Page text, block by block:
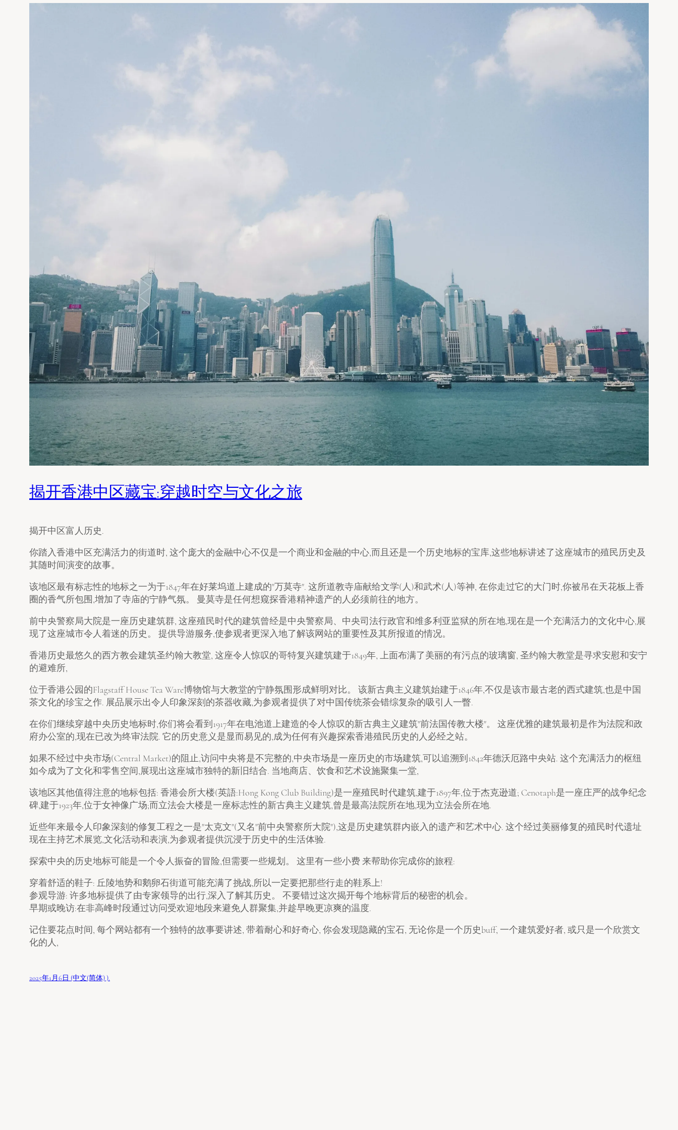
揭开香港中区藏宝:穿越时空与文化之旅
揭开中区富人历史.
你踏入香港中区充满活力的街道时, 这个庞大的金融中心不仅是一个商业和金融的中心,而且还是一个历史地标的宝库,这些地标讲述了这座城市的殖民历史及
其随时间演变的故事。
该地区最有标志性的地标之一为于1847年在好莱坞道上建成的"万莫寺". 这所道教寺庙献给文学(人)和武术(人)等神, 在你走过它的大门时,你被吊在天花板上香
圈的香气所包围,增加了寺庙的宁静气氛。 曼莫寺是任何想窥探香港精神遗产的人必须前往的地方。
前中央警察局大院是一座历史建筑群, 这座殖民时代的建筑曾经是中央警察局、中央司法行政官和维多利亚监狱的所在地,现在是一个充满活力的文化中心,展
现了这座城市令人着迷的历史。 提供导游服务,使参观者更深入地了解该网站的重要性及其所报道的情况。
香港历史最悠久的西方教会建筑圣约翰大教堂, 这座令人惊叹的哥特复兴建筑建于1849年, 上面布满了美丽的有污点的玻璃窗, 圣约翰大教堂是寻求安慰和安宁
的避难所,
位于香港公园的Flagstaff House Tea Ware博物馆与大教堂的宁静氛围形成鲜明对比。 该新古典主义建筑始建于1846年,不仅是该市最古老的西式建筑,也是中国
茶文化的珍宝之作. 展品展示出令人印象深刻的茶器收藏,为参观者提供了对中国传统茶会错综复杂的吸引人一瞥.
在你们继续穿越中央历史地标时,你们将会看到1917年在电池道上建造的令人惊叹的新古典主义建筑"前法国传教大楼"。 这座优雅的建筑最初是作为法院和政
府办公室的,现在已改为终审法院. 它的历史意义是显而易见的,成为任何有兴趣探索香港殖民历史的人必经之站。
如果不经过中央市场(Central Market)的阻止,访问中央将是不完整的,中央市场是一座历史的市场建筑,可以追溯到1842年德沃厄路中央站. 这个充满活力的枢纽
如今成为了文化和零售空间,展现出这座城市独特的新旧结合. 当地商店、饮食和艺术设施聚集一堂,
该地区其他值得注意的地标包括: 香港会所大楼(英語:Hong Kong Club Building)是一座殖民时代建筑,建于1897年,位于杰克逊道; Cenotaph是一座庄严的战争纪念
碑,建于1923年,位于女神像广场;而立法会大楼是一座标志性的新古典主义建筑,曾是最高法院所在地,现为立法会所在地.
近些年来最令人印象深刻的修复工程之一是"太克文"(又名"前中央警察所大院"),这是历史建筑群内嵌入的遗产和艺术中心. 这个经过美丽修复的殖民时代遗址
现在主持艺术展览,文化活动和表演,为参观者提供沉浸于历史中的生活体验.
探索中央的历史地标可能是一个令人振奋的冒险,但需要一些规划。 这里有一些小费 来帮助你完成你的旅程:
穿着舒适的鞋子: 丘陵地势和鹅卵石街道可能充满了挑战,所以一定要把那些行走的鞋系上!
参观导游: 许多地标提供了由专家领导的出行,深入了解其历史。 不要错过这次揭开每个地标背后的秘密的机会。
早期或晚访:在非高峰时段通过访问受欢迎地段来避免人群聚集,并趁早晚更凉爽的温度.
记住要花点时间, 每个网站都有一个独特的故事要讲述, 带着耐心和好奇心, 你会发现隐藏的宝石, 无论你是一个历史buff, 一个建筑爱好者, 或只是一个欣赏文
化的人,
2025年1月6日 (中文(简体) ).